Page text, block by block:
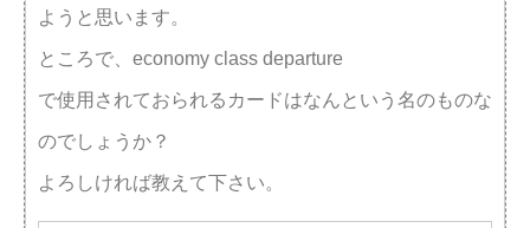
ようと思います。
ところで、economy class departure
で使用されておられるカードはなんという名のものな
のでしょうか？
よろしければ教えて下さい。